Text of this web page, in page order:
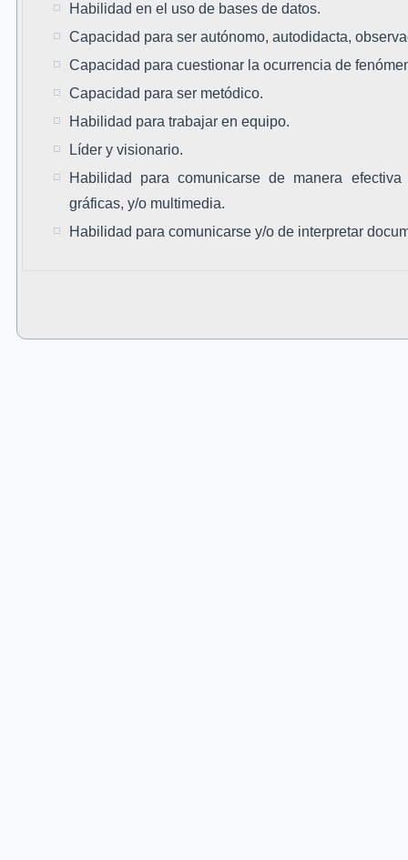
Habilidad en el uso de bases de datos.
Capacidad para ser autónomo, autodidacta,
Capacidad para cuestionar la ocurrencia de
Capacidad para ser metódico.
Habilidad para trabajar en equipo.
Líder y visionario.
Habilidad para comunicarse de manera
gráficas, y/o multimedia.
Habilidad para comunicarse y/o de interpretar